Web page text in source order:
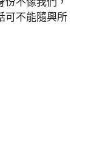
可不能隨興所